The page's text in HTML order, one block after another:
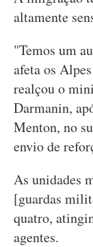
altamente
"Temos um
afeta os
realçou o
Darmanin,
Menton, no
envio de
As unidades
[guardas
quatro,
agentes.